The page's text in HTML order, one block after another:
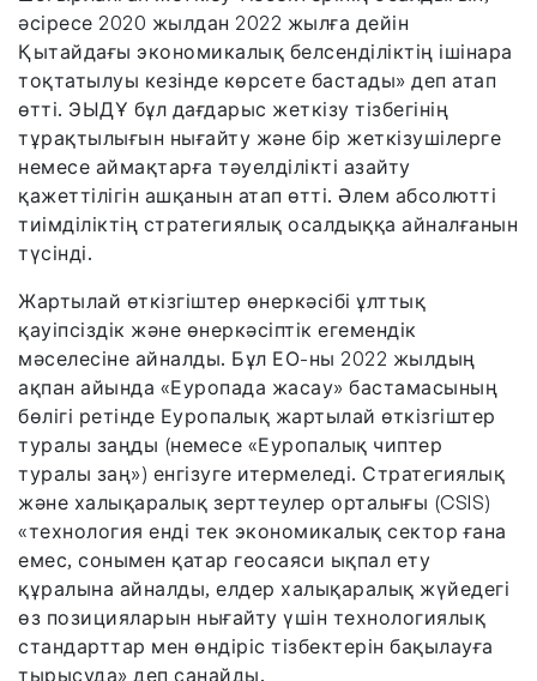
әсіресе 2020 жылдан 2022 жылға дейін
Қытайдағы экономикалық белсенділіктің ішінара
тоқтатылуы кезінде көрсете бастады» деп атап
өтті. ЭЫДҰ бұл дағдарыс жеткізу тізбегінің
тұрақтылығын нығайту және бір жеткізушілерге
немесе аймақтарға тәуелділікті азайту
қажеттілігін ашқанын атап өтті. Әлем абсолютті
тиімділіктің стратегиялық осалдыққа айналғанын
түсінді.
Жартылай өткізгіштер өнеркәсібі ұлттық
қауіпсіздік және өнеркәсіптік егемендік
мәселесіне айналды. Бұл ЕО-ны 2022 жылдың
ақпан айында «Еуропада жасау» бастамасының
бөлігі ретінде Еуропалық жартылай өткізгіштер
туралы заңды (немесе «Еуропалық чиптер
туралы заң») енгізуге итермеледі. Стратегиялық
және халықаралық зерттеулер орталығы (CSIS)
«технология енді тек экономикалық сектор ғана
емес, сонымен қатар геосаяси ықпал ету
құралына айналды, елдер халықаралық жүйедегі
өз позицияларын нығайту үшін технологиялық
стандарттар мен өндіріс тізбектерін бақылауға
тырысуда» деп санайды.